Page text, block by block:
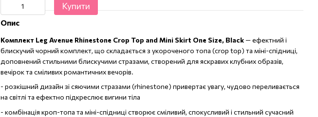
Купити
Опис
Комплект Leg Avenue Rhinestone Crop Top and Mini Skirt One Size, Black— ефектний і
блискучий чорний комплект, що складається з укороченого топа (crop top) та міні-спідниці,
доповнений стильними блискучими стразами, створений для яскравих клубних образів,
вечірок та сміливих романтичних вечорів.
- розкішний дизайн зі сяючими стразами (rhinestone) привертає увагу, чудово переливається
на світлі та ефектно підкреслює вигини тіла
- комбінація кроп-топа та міні-спідниці створює сміливий, спокусливий і стильний сучасний